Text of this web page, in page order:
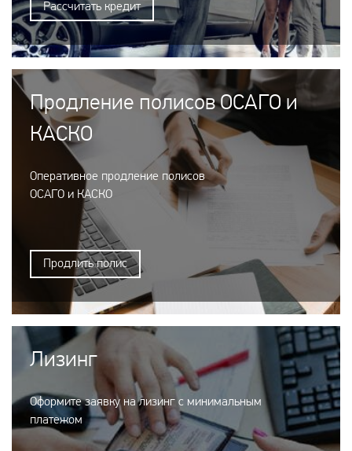
Рассчитать кредит
Продление полисов ОСАГО и
КАСКО
Оперативное продление полисов
ОСАГО и КАСКО
Продлить полис
Лизинг
Оформите заявку на лизинг с минимальным
платежом